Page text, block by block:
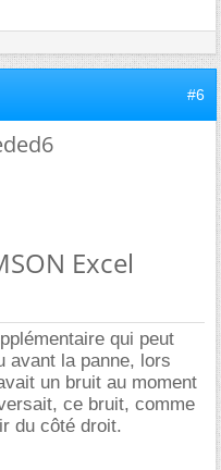
#6
Excel
qui peut
avant la panne, lors
un bruit au moment
ce bruit, comme
du côté droit.